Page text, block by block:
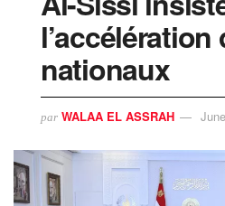
nationaux
par WALAA EL ASSRAH